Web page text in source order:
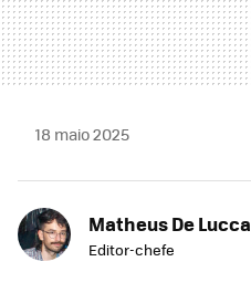
18 maio 2025
Matheus De Lucca
Editor-chefe